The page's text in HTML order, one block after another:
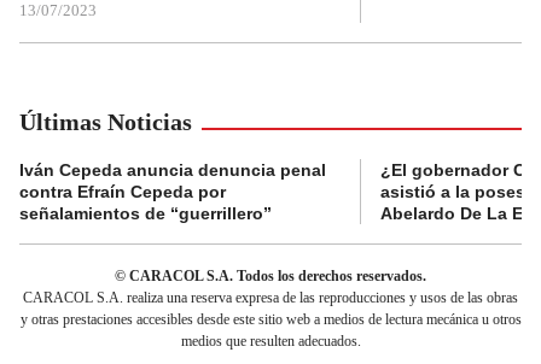
13/07/2023
Últimas Noticias
Iván Cepeda anuncia denuncia penal
contra Efraín Cepeda por
señalamientos de “guerrillero”
¿El gobernador
asistió a la
Abelardo De La
© CARACOL S.A. Todos los derechos reservados.
CARACOL S.A. realiza una reserva expresa de las reproducciones y usos de las obras
y otras prestaciones accesibles desde este sitio web a medios de lectura mecánica u otros
medios que resulten adecuados.